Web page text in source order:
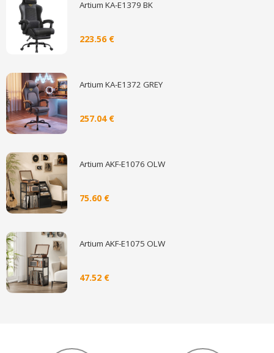
Artium KA-E1379 BK
223.56 €
Artium KA-E1372 GREY
257.04 €
Artium AKF-E1076 OLW
75.60 €
Artium AKF-E1075 OLW
47.52 €